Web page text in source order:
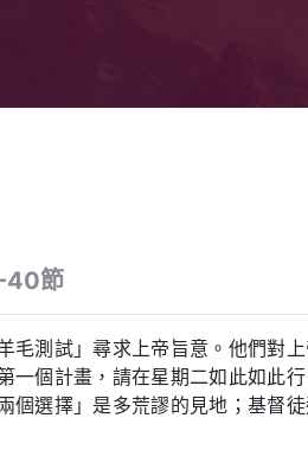
40節
毛測試」尋求上帝旨意。他們對
一個計畫，請在星期二如此如此
個選擇」是多荒謬的見地；基督